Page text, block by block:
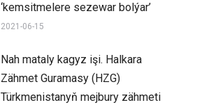
‘kemsitmelere sezewar bolýar’
2021-06-15
Nah mataly kagyz işi. Halkara
Zähmet Guramasy (HZG)
Türkmenistanyň mejbury zähmeti